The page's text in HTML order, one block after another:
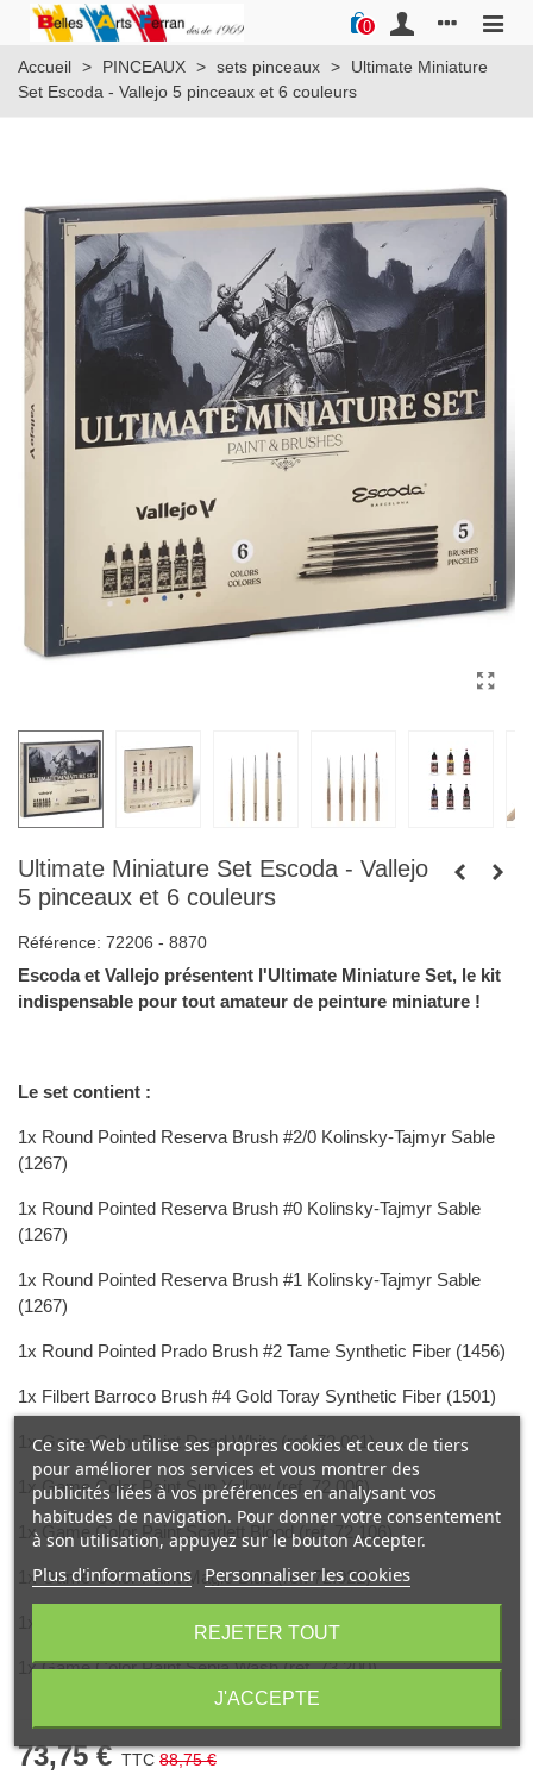
0
Accueil > PINCEAUX > sets pinceaux >
Ultimate Miniature
Set Escoda - Vallejo 5 pinceaux et 6 couleurs
Ultimate Miniature Set Escoda - Vallejo
5 pinceaux et 6 couleurs
Référence: 72206 - 8870
Escoda et Vallejo présentent l'Ultimate Miniature Set, le kit
indispensable pour tout amateur de peinture miniature !
Le set contient :
1x Round Pointed Reserva Brush #2/0 Kolinsky-Tajmyr Sable
(1267)
1x Round Pointed Reserva Brush #0 Kolinsky-Tajmyr Sable
(1267)
1x Round Pointed Reserva Brush #1 Kolinsky-Tajmyr Sable
(1267)
1x Round Pointed Prado Brush #2 Tame Synthetic Fiber (1456)
1x Filbert Barroco Brush #4 Gold Toray Synthetic Fiber (1501)
1x Game Color Paint Dead White (ref. 72.001)
1x Game Color Paint Sun Yellow (ref. 72.006)
1x Game Color Paint Scarlett Blood (ref. 72.106)
1x Game Color Paint Magic Blue (ref. 72.021)
1x Game Color Paint Black (ref. 72.051)
1x Game Color Paint Sepia Wash (ref. 73.200)
73,75 € TTC 88,75 €
Ce site Web utilise ses propres cookies et ceux de tiers
pour améliorer nos services et vous montrer des
publicités liées à vos préférences en analysant vos
habitudes de navigation. Pour donner votre consentement
à son utilisation, appuyez sur le bouton Accepter.
Plus d'informations Personnaliser les cookies
REJETER TOUT
J'ACCEPTE